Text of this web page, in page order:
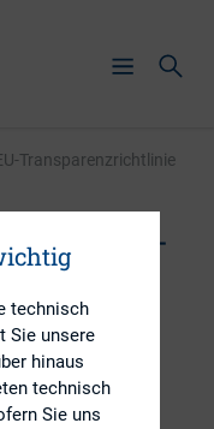
Transparenzrichtlinie
zur EU-
technisch
Sie unsere
hinaus
technisch
Sie uns